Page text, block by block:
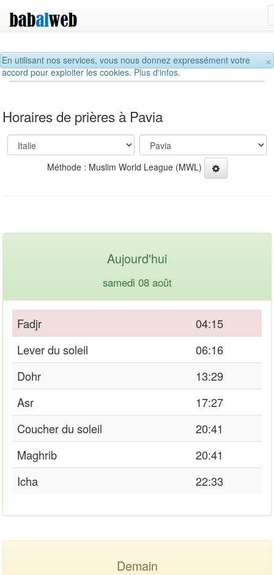
×
En utilisant nos services, vous nous donnez expressément votre
accord pour exploiter les cookies.Plus d'infos.
Horaires de prières à Pavia
Méthode : Muslim World League (MWL)
Aujourd'hui
samedi 08 août
Fadjr
04:15
Lever du soleil
06:16
Dohr
13:29
Asr
17:27
Coucher du soleil
20:41
Maghrib
20:41
Icha
22:33
Demain